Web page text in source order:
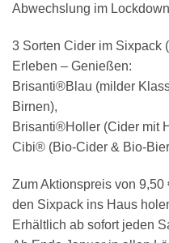
Abwechslung im Lockdown
3 Sorten Cider im Sixpack
Erleben – Genießen:
Brisanti®Blau (milder
Birnen),
Brisanti®Holler (Cider mit
Cibi® (Bio-Cider & Bio-
Zum Aktionspreis von
den Sixpack ins Haus
Erhältlich ab sofort jeden